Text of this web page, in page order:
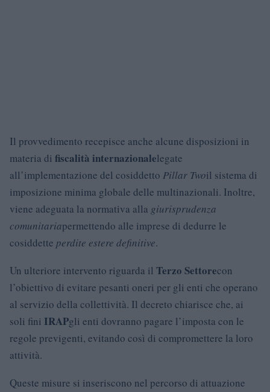
Il provvedimento recepisce anche alcune disposizioni in
materia di fiscalità internazionalelegate
all’implementazione del cosiddetto Pillar Twoil sistema di
imposizione minima globale delle multinazionali. Inoltre,
viene adeguata la normativa alla giurisprudenza
comunitariapermettendo alle imprese di dedurre le
cosiddette perdite estere definitive.
Un ulteriore intervento riguarda il Terzo Settorecon
l’obiettivo di evitare pesanti oneri per gli enti che operano
al servizio della collettività. Il decreto chiarisce che, ai
soli fini IRAPgli enti dovranno pagare l’imposta con le
regole previgenti, evitando così di compromettere la loro
attività.
Queste misure si inseriscono nel percorso di attuazione